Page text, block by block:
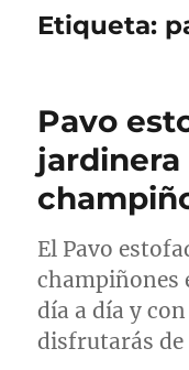
Etiqueta:
Pavo
jardinera
El Pavo
champiñones
día a día y
disfrutarás de